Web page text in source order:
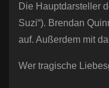
Die Hauptdarsteller
Suzi“). Brendan
auf. Außerdem mit
Wer tragische